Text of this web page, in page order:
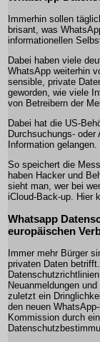
Immerhin sollen
brisant, was
informationellen
Dabei haben viele
WhatsApp weiterhin
sensible, private
geworden, wie viele
von Betreibern der
Dabei hat die US-
Durchsuchungs-
Information gelangen.
So speichert die
haben Hacker und
sieht man, wer bei
iCloud-Back-up. Hier
Whatsapp
europäischen
Immer mehr Bürger
privaten Daten
Neuanmeldungen
zuletzt ein
den neuen
Kommission durch